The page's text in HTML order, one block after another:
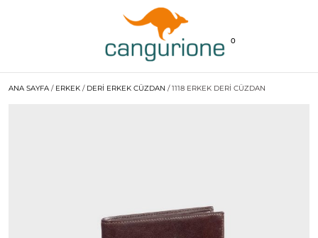
0
ANA SAYFA / ERKEK / DERI ERKEK CÜZDAN / 1118 ERKEK DERI CÜZDAN